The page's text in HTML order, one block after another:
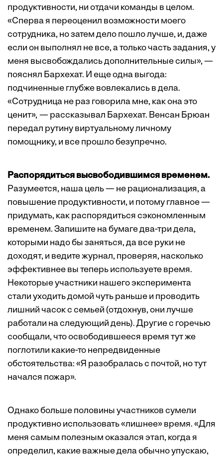
продуктивности, ни отдачи команды в целом.
«Сперва я переоценил возможности моего
сотрудника, но затем дело пошло лучше, и, даже
если он выполнял не все, а только часть задания, у
меня высвобождались дополнительные силы», —
пояснял Бархехат. И еще одна выгода:
подчиненные глубже вовлекались в дела.
«Сотрудница не раз говорила мне, как она это
ценит», — рассказывал Бархехат. Венсан Брюан
передал рутину виртуальному личному
помощнику, и все прошло безупречно.
Распорядиться высвободившимся временем.
Разумеется, наша цель — не рационализация, а
повышение продуктивности, и потому главное —
придумать, как распорядиться сэкономленным
временем. Запишите на бумаге два-три дела,
которыми надо бы заняться, да все руки не
доходят, и ведите журнал, проверяя, насколько
эффективнее вы теперь используете время.
Некоторые участники нашего эксперимента
стали уходить домой чуть раньше и проводить
лишний часок с семьей (отдохнув, они лучше
работали на следующий день). Другие с горечью
сообщали, что освободившееся время тут же
поглотили какие-то непредвиденные
обстоятельства: «Я разобралась с почтой, но тут
начался пожар».
Однако больше половины участников сумели
продуктивно использовать «лишнее» время. «Для
меня самым полезным оказался этап, когда я
определил, какие важные дела обычно упускаю,